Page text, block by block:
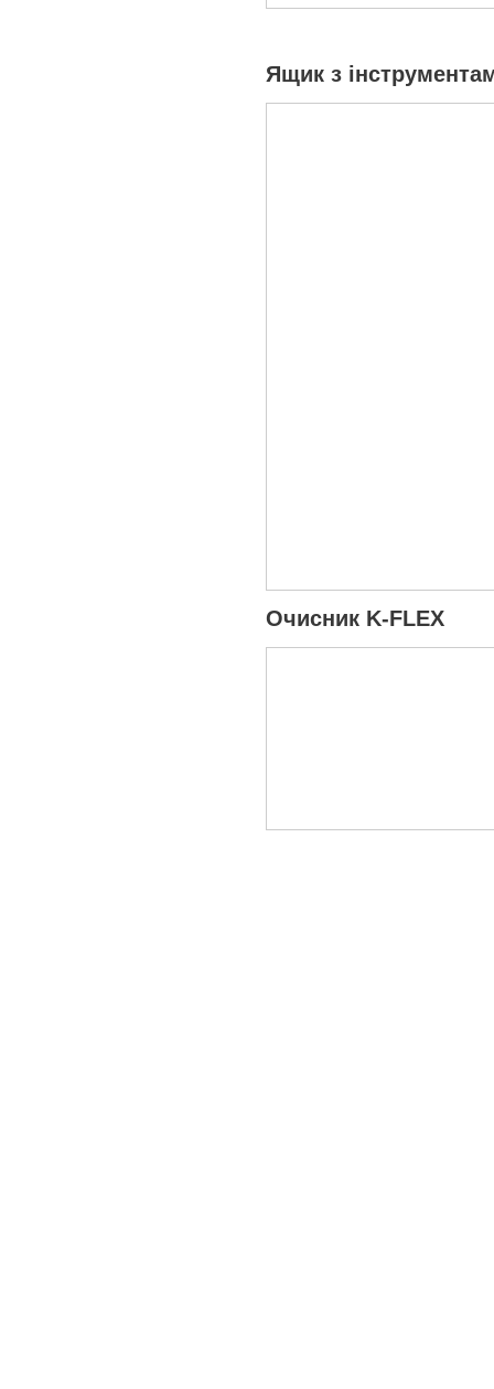
Ящик з
Очисник K-FLEX